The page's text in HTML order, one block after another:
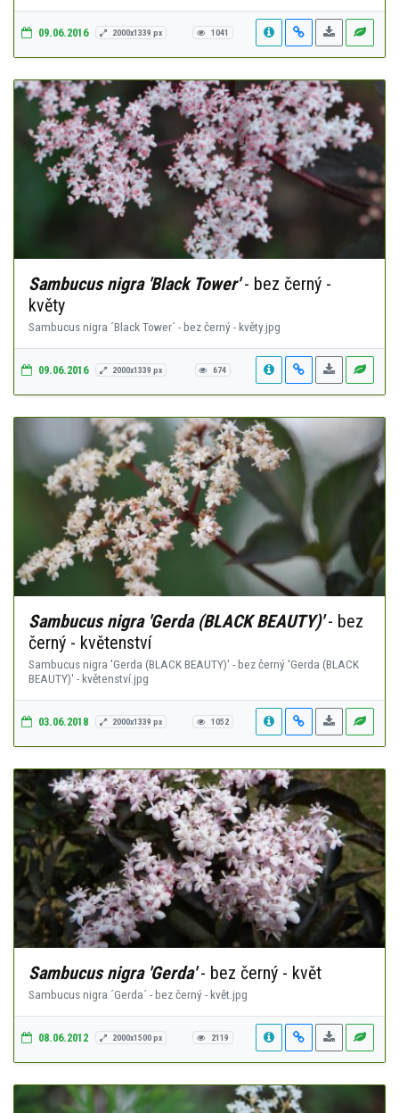
09.06.2016 2000x1339 px 1041
Sambucus nigra 'Black Tower'- bez černý -
květy
Sambucus nigra ´Black Tower´ - bez černý - květy.jpg
09.06.2016 2000x1339 px 674
Sambucus nigra 'Gerda (BLACK BEAUTY)'- bez
černý - květenství
Sambucus nigra 'Gerda (BLACK BEAUTY)' - bez černý 'Gerda (BLACK
BEAUTY)' - květenství.jpg
03.06.2018 2000x1339 px 1052
Sambucus nigra 'Gerda'- bez černý - květ
Sambucus nigra ´Gerda´ - bez černý - květ.jpg
08.06.2012 2000x1500 px 2119